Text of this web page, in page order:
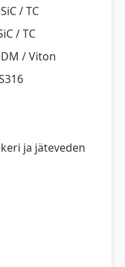
/ TC
/ TC
/ Viton
ja jäteveden